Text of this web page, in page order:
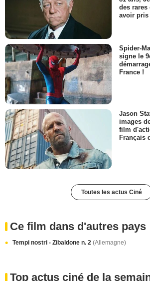
des rares
avoir pris
Spider-
signe le
France !
Jason
images
film
Français
Toutes les actus Ciné
Ce film dans d'autres pays
Tempi nostri - Zibaldone n. 2 (Allemagne)
Top actus ciné de la